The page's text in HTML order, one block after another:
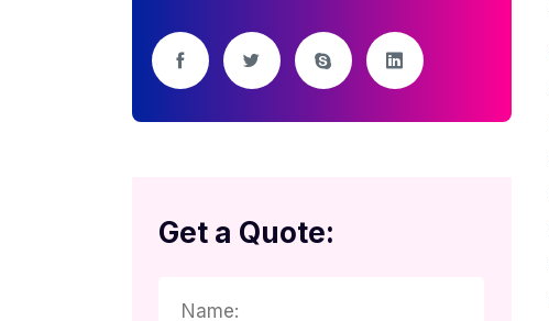
Get a Quote: